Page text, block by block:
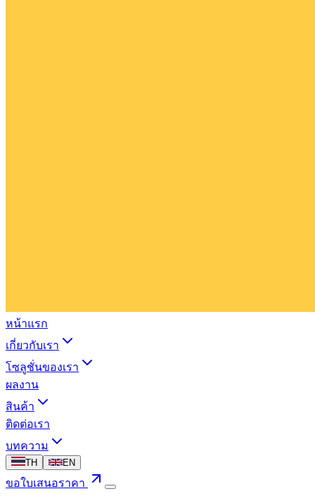
หน้าแรก
เกี่ยวกับเรา
โซลูชั่นของเรา
ผลงาน
สินค้า
ติดต่อเรา
บทความ
TH EN
ขอใบเสนอราคา